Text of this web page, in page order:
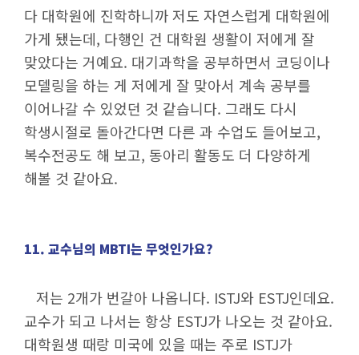
다 대학원에 진학하니까 저도 자연스럽게 대학원에
가게 됐는데, 다행인 건 대학원 생활이 저에게 잘
맞았다는 거예요. 대기과학을 공부하면서 코딩이나
모델링을 하는 게 저에게 잘 맞아서 계속 공부를
이어나갈 수 있었던 것 같습니다. 그래도 다시
학생시절로 돌아간다면 다른 과 수업도 들어보고,
복수전공도 해 보고, 동아리 활동도 더 다양하게
해볼 것 같아요.
11. 교수님의 MBTI는 무엇인가요?
저는 2개가 번갈아 나옵니다. ISTJ와 ESTJ인데요.
교수가 되고 나서는 항상 ESTJ가 나오는 것 같아요.
대학원생 때랑 미국에 있을 때는 주로 ISTJ가